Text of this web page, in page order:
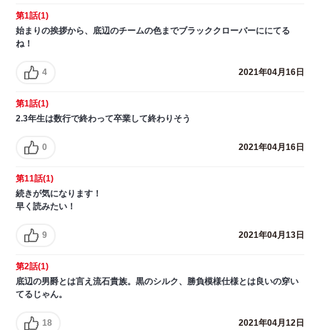
第1話(1)
始まりの挨拶から、底辺のチームの色までブラッククローバーににてる
ね！
4 2021年04月16日
第1話(1)
2.3年生は数行で終わって卒業して終わりそう
0 2021年04月16日
第11話(1)
続きが気になります！
早く読みたい！
9 2021年04月13日
第2話(1)
底辺の男爵とは言え流石貴族。黒のシルク、勝負模様仕様とは良いの穿い
てるじゃん。
18 2021年04月12日